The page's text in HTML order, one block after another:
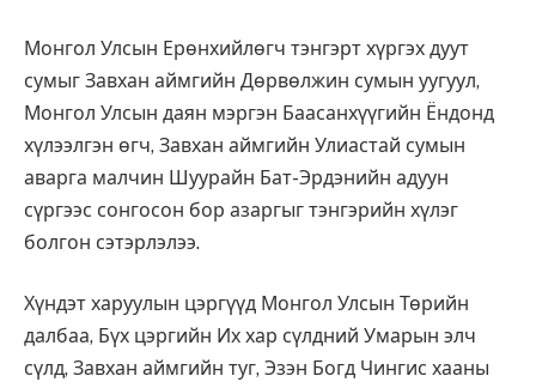
Монгол Улсын Ерөнхийлөгч тэнгэрт хүргэх дуут
сумыг Завхан аймгийн Дөрвөлжин сумын уугуул,
Монгол Улсын даян мэргэн Баасанхүүгийн Ёндонд
хүлээлгэн өгч, Завхан аймгийн Улиастай сумын
аварга малчин Шуурайн Бат-Эрдэнийн адуун
сүргээс сонгосон бор азаргыг тэнгэрийн хүлэг
болгон сэтэрлэлээ.
Хүндэт харуулын цэргүүд Монгол Улсын Төрийн
далбаа, Бүх цэргийн Их хар сүлдний Умарын элч
сүлд, Завхан аймгийн туг, Эзэн Богд Чингис хааны